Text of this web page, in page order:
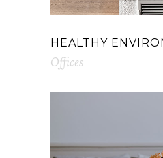
HEALTHY
Offices